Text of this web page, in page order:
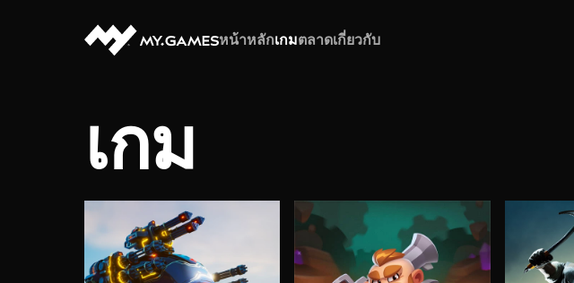
หน้าหลักเกมตลาดเกี่ยวกับ
เกม